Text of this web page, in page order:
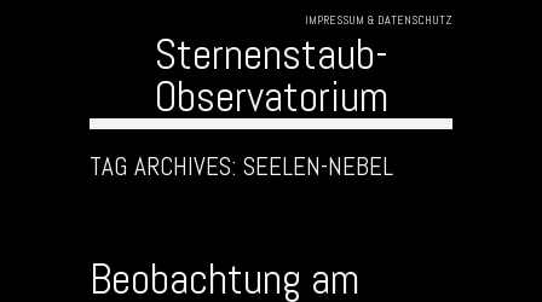
IMPRESSUM & DATENSCHUTZ
Sternenstaub-
Observatorium
TAG ARCHIVES: SEELEN-NEBEL
Beobachtung am